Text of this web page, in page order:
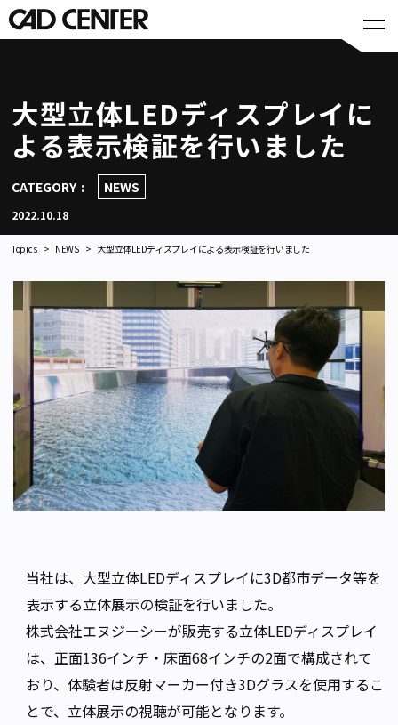
大型立体LEDディスプレイに
よる表示検証を行いました
CATEGORY NEWS
2022.10.18
Topics NEWS 大型立体LEDディスプレイによる表示検証を行いました
当社は、大型立体LEDディスプレイに3D都市データ等を
表示する立体展示の検証を行いました。
株式会社エヌジーシーが販売する立体LEDディスプレイ
は、正面136インチ・床面68インチの2面で構成されて
おり、体験者は反射マーカー付き3Dグラスを使用するこ
とで、立体展示の視聴が可能となります。